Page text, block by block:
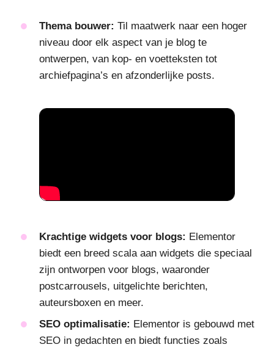
Thema bouwer: Til maatwerk naar een hoger
niveau door elk aspect van je blog te
ontwerpen, van kop- en voetteksten tot
archiefpagina’s en afzonderlijke posts.
Krachtige widgets voor blogs: Elementor
biedt een breed scala aan widgets die speciaal
zijn ontworpen voor blogs, waaronder
postcarrousels, uitgelichte berichten,
auteursboxen en meer.
SEO optimalisatie: Elementor is gebouwd met
SEO in gedachten en biedt functies zoals